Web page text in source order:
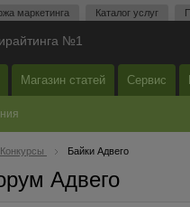
маркетинга Каталог услуг
№1
Магазин статей Сервис
Конкурсы Байки Адвего
Адвего